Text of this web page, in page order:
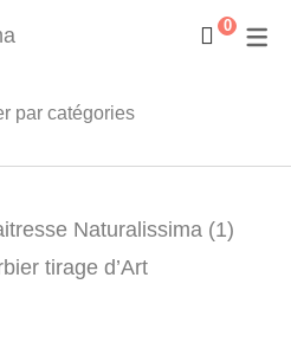
0
par catégories
tirage d’Art